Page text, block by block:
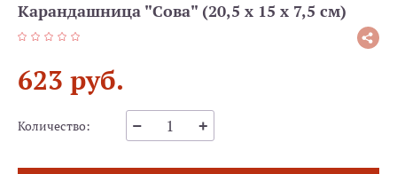
Карандашница "Сова" (20,5 х 15 х 7,5 см)
623 руб.
Количество: